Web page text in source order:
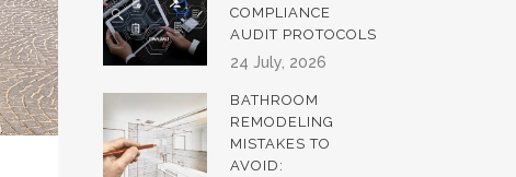
COMPLIANCE
AUDIT PROTOCOLS
24 July, 2026
BATHROOM
REMODELING
MISTAKES TO
AVOID: